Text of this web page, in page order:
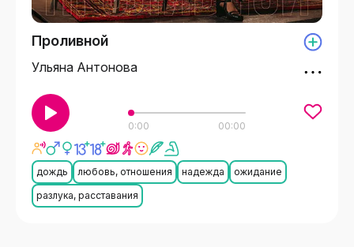
Проливной
Ульяна Антонова
0:00 00:00
дождь любовь, отношения надежда
ожидание
разлука, расставания